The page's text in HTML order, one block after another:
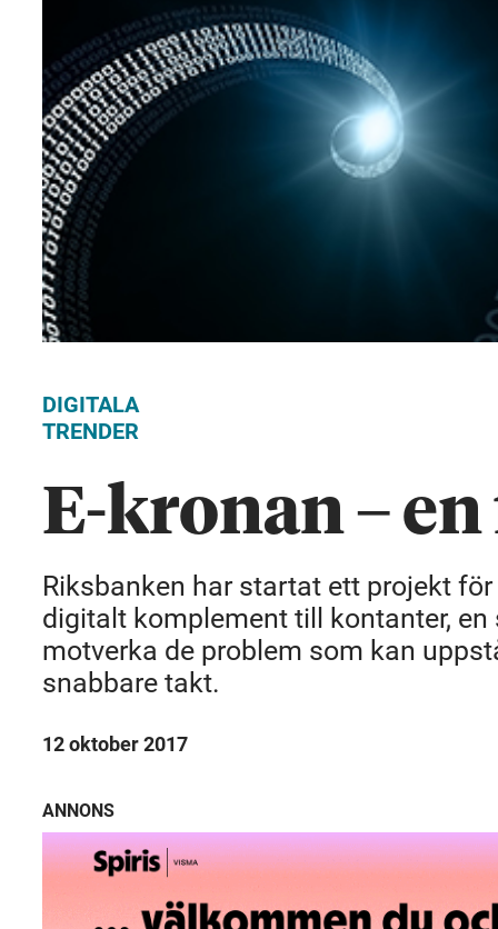
DIGITALA
TRENDER
E-kronan –
Riksbanken har startat ett projekt
digitalt komplement till kontanter,
motverka de problem som kan
snabbare takt.
12 oktober 2017
ANNONS